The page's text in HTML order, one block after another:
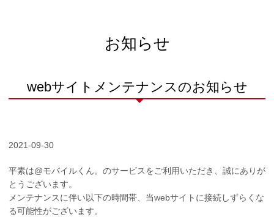
お知らせ
webサイトメンテナンスのお知らせ
2021-09-30
平素は@モバイルくん。のサービスをご利用いただき、誠にありが
とうございます。
メンテナンスに伴い以下の時間帯、当webサイトに接続しずらくな
る可能性がございます。